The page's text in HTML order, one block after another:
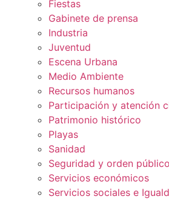
Fiestas
Gabinete de prensa
Industria
Juventud
Escena Urbana
Medio Ambiente
Recursos humanos
Participación y atención
Patrimonio histórico
Playas
Sanidad
Seguridad y orden público
Servicios económicos
Servicios sociales e